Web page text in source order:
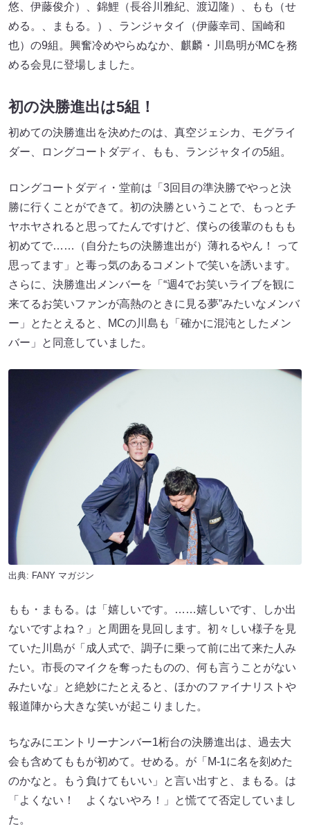
悠、伊藤俊介）、錦鯉（長谷川雅紀、渡辺隆）、もも（せ
める。、まもる。）、ランジャタイ（伊藤幸司、国崎和
也）の9組。興奮冷めやらぬなか、麒麟・川島明がMCを務
める会見に登場しました。
初の決勝進出は5組！
初めての決勝進出を決めたのは、真空ジェシカ、モグライ
ダー、ロングコートダディ、もも、ランジャタイの5組。
ロングコートダディ・堂前は「3回目の準決勝でやっと決
勝に行くことができて。初の決勝ということで、もっとチ
ヤホヤされると思ってたんですけど、僕らの後輩のももも
初めてで……（自分たちの決勝進出が）薄れるやん！ って
思ってます」と毒っ気のあるコメントで笑いを誘います。
さらに、決勝進出メンバーを「“週4でお笑いライブを観に
来てるお笑いファンが高熱のときに見る夢”みたいなメンバ
ー」とたとえると、MCの川島も「確かに混沌としたメン
バー」と同意していました。
出典: FANY マガジン
もも・まもる。は「嬉しいです。……嬉しいです、しか出
ないですよね？」と周囲を見回します。初々しい様子を見
ていた川島が「成人式で、調子に乗って前に出て来た人み
たい。市長のマイクを奪ったものの、何も言うことがない
みたいな」と絶妙にたとえると、ほかのファイナリストや
報道陣から大きな笑いが起こりました。
ちなみにエントリーナンバー1桁台の決勝進出は、過去大
会も含めてももが初めて。せめる。が「M-1に名を刻めた
のかなと。もう負けてもいい」と言い出すと、まもる。は
「よくない！ よくないやろ！」と慌てて否定していまし
た。